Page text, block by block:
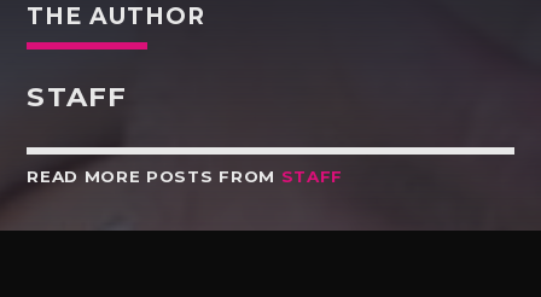
THE AUTHOR
STAFF
READ MORE POSTS FROM STAFF